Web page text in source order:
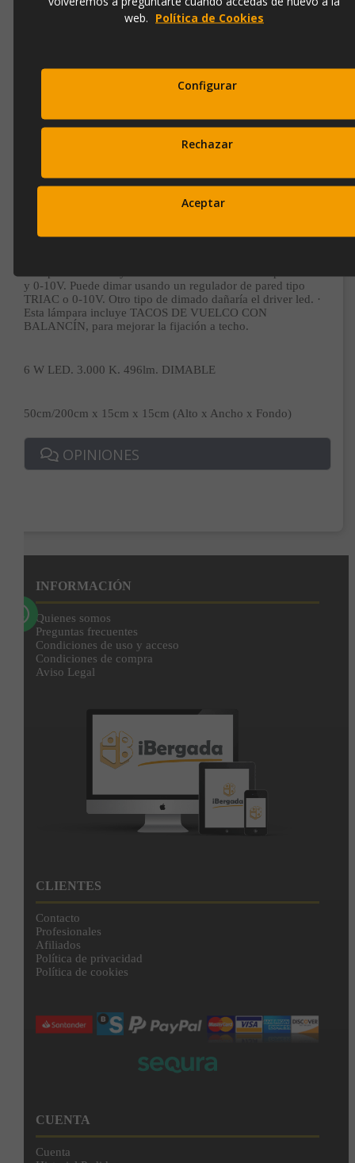
Compártelo:
oro. Tulipa esferoidal de Ø15 cm de policarbonato con
y 0-10V. Puede dimar usando un regulador de pared tipo
TRIAC o 0-10V. Otro tipo de dimado dañaría el driver led. ·
Esta lámpara incluye TACOS DE VUELCO CON
BALANCÍN, para mejorar la fijación a techo.
6 W LED. 3.000 K. 496lm. DIMABLE
50cm/200cm x 15cm x 15cm (Alto x Ancho x Fondo)
OPINIONES
y disfruta de un 10% de
descuento en tu primera compra.
Entérate antes que nadie de nuestras novedades y promociones
INFORMACIÓN
Quienes somos
Preguntas frecuentes
Condiciones de uso y acceso
Condiciones de compra
Aviso Legal
CLIENTES
Contacto
Profesionales
Afiliados
Política de privacidad
Política de cookies
CUENTA
Cuenta
web. Política de Cookies
Configurar
Rechazar
Aceptar